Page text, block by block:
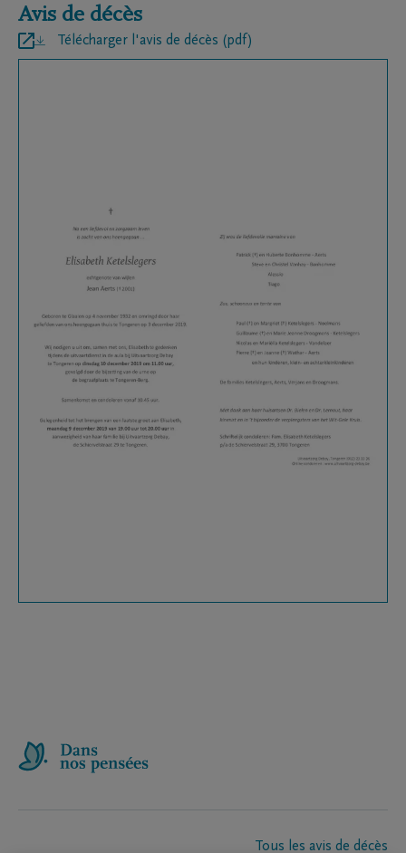
Avis de décès
Télécharger l'avis de décès (pdf)
Tous les avis de décès